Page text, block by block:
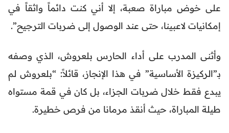
على خوض مباراة صعبة، إلا أني كنت دائماً واثقاً في
إمكانيات لاعبينا، حتى عند الوصول إلى ضربات الترجيح”.
وأثنى المدرب على أداء الحارس بلعروش، الذي وصفه
بـ”الركيزة الأساسية” في هذا الإنجاز، قائلاً: “بلعروش لم
يبدع فقط خلال ضربات الجزاء، بل كان في قمة مستواه
طيلة المباراة، حيث أنقذ مرمانا من فرص خطيرة.